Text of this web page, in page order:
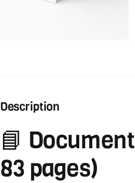
Description
📘
83 pages)